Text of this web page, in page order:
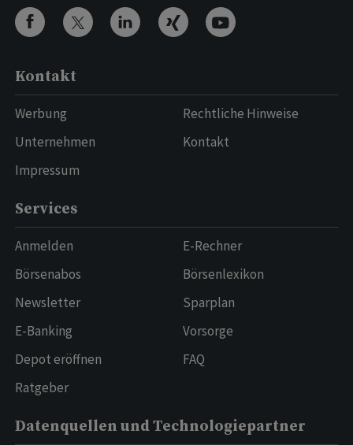
Kontakt
Werbung
Unternehmen
Impressum
Rechtliche Hinweise
Kontakt
Services
Anmelden
Börsenabos
Newsletter
E-Banking
Depot eröffnen
Ratgeber
E-Rechner
Börsenlexikon
Sparplan
Vorsorge
FAQ
Datenquellen und Technologiepartner